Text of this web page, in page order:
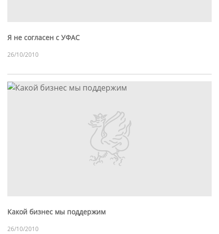
Я не согласен с УФАС
26/10/2010
Какой бизнес мы поддержим
26/10/2010